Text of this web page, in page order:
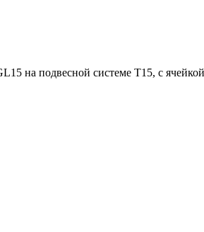
на подвесной системе Т15, с